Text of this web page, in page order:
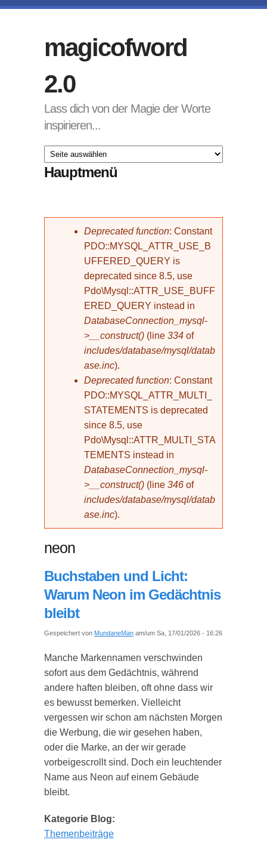
magicofword
2.0
Lass dich von der Magie der Worte
inspirieren...
Hauptmenü
Fehlermeldung
Deprecated function: Constant
PDO::MYSQL_ATTR_USE_B
UFFERED_QUERY is
deprecated since 8.5, use
Pdo\Mysql::ATTR_USE_BUFF
ERED_QUERY instead in
DatabaseConnection_mysql-
>__construct() (line 334 of
includes/database/mysql/datab
ase.inc).
Deprecated function: Constant
PDO::MYSQL_ATTR_MULTI_
STATEMENTS is deprecated
since 8.5, use
Pdo\Mysql::ATTR_MULTI_STA
TEMENTS instead in
DatabaseConnection_mysql-
>__construct() (line 346 of
includes/database/mysql/datab
ase.inc).
neon
Buchstaben und Licht:
Warum Neon im Gedächtnis
bleibt
Gespeichert von MundaneMan am/um Sa, 17/01/2026 - 16:26
Manche Markennamen verschwinden
sofort aus dem Gedächtnis, während
andere haften bleiben, oft ohne dass wir
es bewusst bemerken. Vielleicht
vergessen wir schon am nächsten Morgen
die Werbung, die wir gesehen haben,
oder die Marke, an der wir gerade
vorbeiges­crollt sind. Doch ein leuchtender
Name aus Neon auf einem Gebäude
bleibt.
Kategorie Blog:
Themenbeiträge